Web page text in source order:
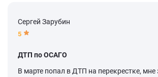
Сергей Зарубин
5
ДТП по ОСАГО
В марте попал в ДТП на перекрестке,